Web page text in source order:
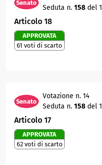
Senato
Seduta n. 158 del
Articolo 18
APPROVATA
61 voti di scarto
Senato
Votazione n. 14
Seduta n. 158 del
Articolo 17
APPROVATA
62 voti di scarto